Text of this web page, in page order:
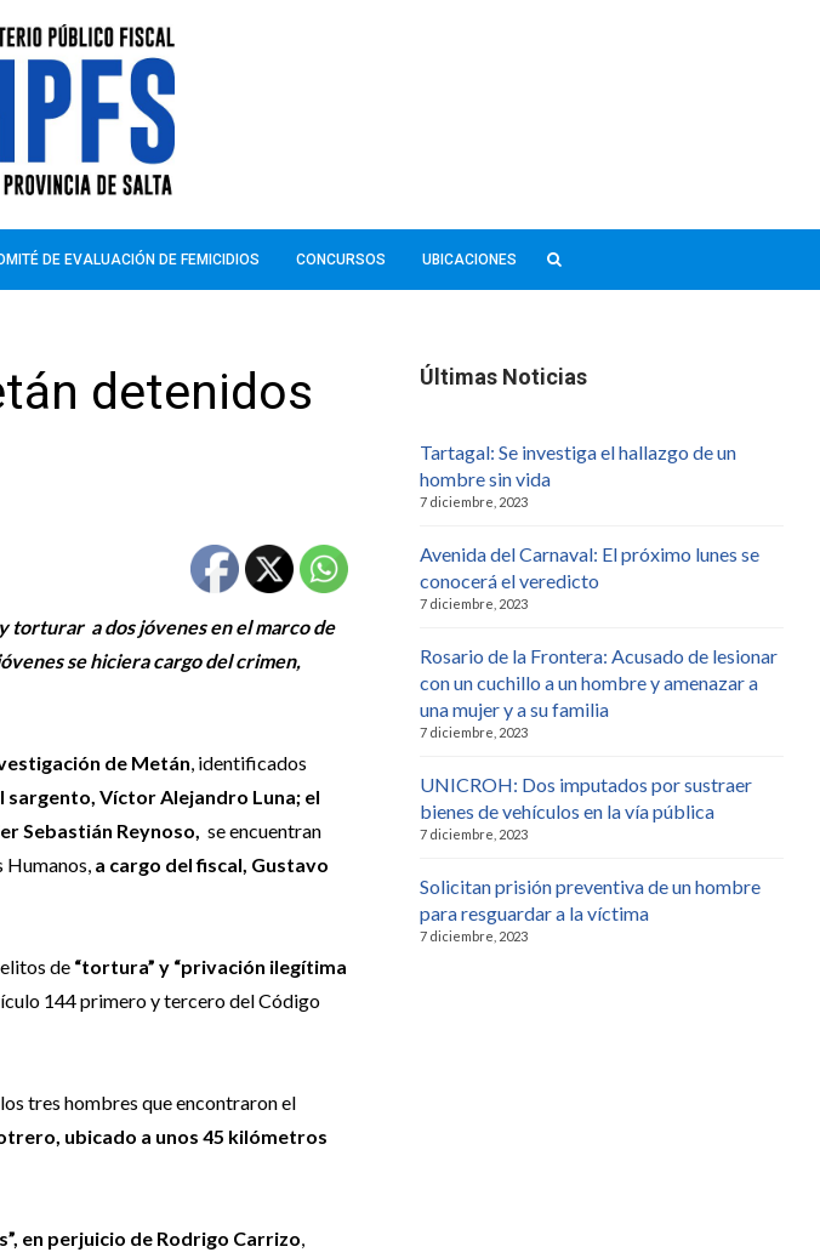
DE EVALUACIÓN DE FEMICIDIOS CONCURSOS UBICACIONES
detenidos
torturar a dos jóvenes en el marco de
se hiciera cargo del crimen,
de Metán , identificados
Víctor Alejandro Luna; el
Sebastián Reynoso, se encuentran
a cargo del fiscal, Gustavo
de “tortura” y “privación ilegítima
144 primero y tercero del Código
los tres hombres que encontraron el
ubicado a unos 45 kilómetros
en perjuicio de Rodrigo Carrizo
Últimas Noticias
Tartagal: Se investiga el hallazgo de un
hombre sin vida
7 diciembre, 2023
Avenida del Carnaval: El próximo lunes se
conocerá el veredicto
7 diciembre, 2023
Rosario de la Frontera: Acusado de lesionar
con un cuchillo a un hombre y amenazar a
una mujer y a su familia
7 diciembre, 2023
UNICROH: Dos imputados por sustraer
bienes de vehículos en la vía pública
7 diciembre, 2023
Solicitan prisión preventiva de un hombre
para resguardar a la víctima
7 diciembre, 2023